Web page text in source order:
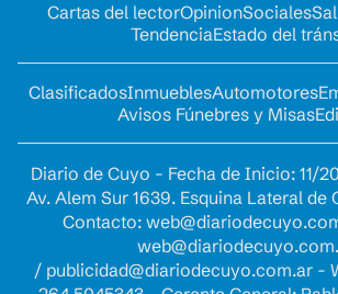
Cartas del lectorOpinionSociales
TendenciaEstado del
ClasificadosInmueblesAutomotores
Avisos Fúnebres y Misas
Diario de Cuyo - Fecha de Inicio: 11/
Av. Alem Sur 1639. Esquina Lateral
Contacto:
/ publicidad@diariodecuyo.com.ar-